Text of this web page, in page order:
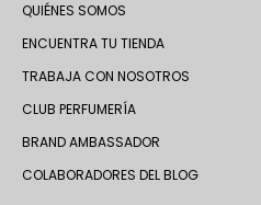
QUIÉNES SOMOS
ENCUENTRA TU TIENDA
TRABAJA CON NOSOTROS
CLUB PERFUMERÍA
BRAND AMBASSADOR
COLABORADORES DEL BLOG